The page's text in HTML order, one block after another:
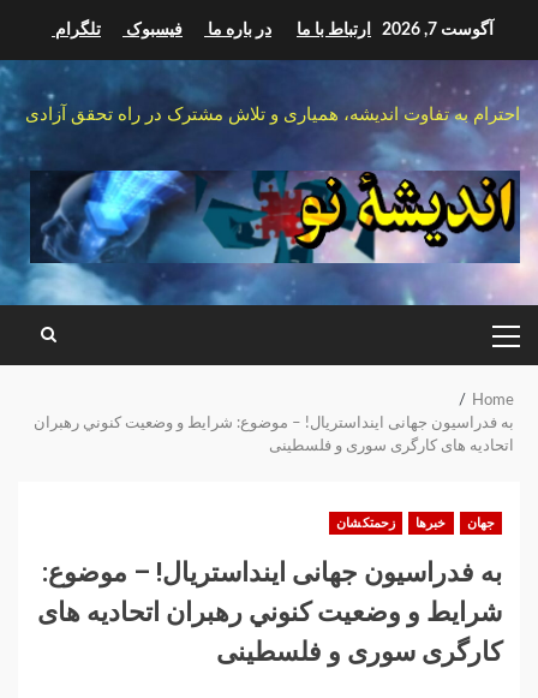
content
آگوست 7, 2026 ارتباط با ما در باره ما فیسبوک تلگرام
احترام به تفاوت اندیشه، همیاری و تلاش مشترک در راه تحقق آزادی
PRIMARY
MENU
Home
به فدراسیون جهانی اینداستریال! – موضوع: شرايط و وضعیت كنوني رهبران
اتحادیه های کارگری سوری و فلسطینی
جهان خبرها زحمتکشان
به فدراسیون جهانی اینداستریال! – موضوع:
شرايط و وضعیت كنوني رهبران اتحادیه های
کارگری سوری و فلسطینی